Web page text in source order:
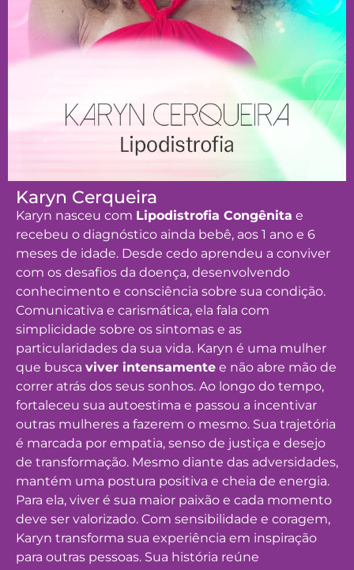
Karyn Cerqueira
Karyn nasceu com Lipodistrofia Congênita e
recebeu o diagnóstico ainda bebê, aos 1 ano e 6
meses de idade. Desde cedo aprendeu a conviver
com os desafios da doença, desenvolvendo
conhecimento e consciência sobre sua condição.
Comunicativa e carismática, ela fala com
simplicidade sobre os sintomas e as
particularidades da sua vida. Karyn é uma mulher
que busca viver intensamente e não abre mão de
correr atrás dos seus sonhos. Ao longo do tempo,
fortaleceu sua autoestima e passou a incentivar
outras mulheres a fazerem o mesmo. Sua trajetória
é marcada por empatia, senso de justiça e desejo
de transformação. Mesmo diante das adversidades,
mantém uma postura positiva e cheia de energia.
Para ela, viver é sua maior paixão e cada momento
deve ser valorizado. Com sensibilidade e coragem,
Karyn transforma sua experiência em inspiração
para outras pessoas. Sua história reúne